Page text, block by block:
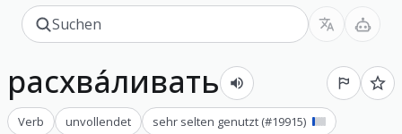
расхва́ливать
Verb unvollendet sehr selten genutzt (#19915)